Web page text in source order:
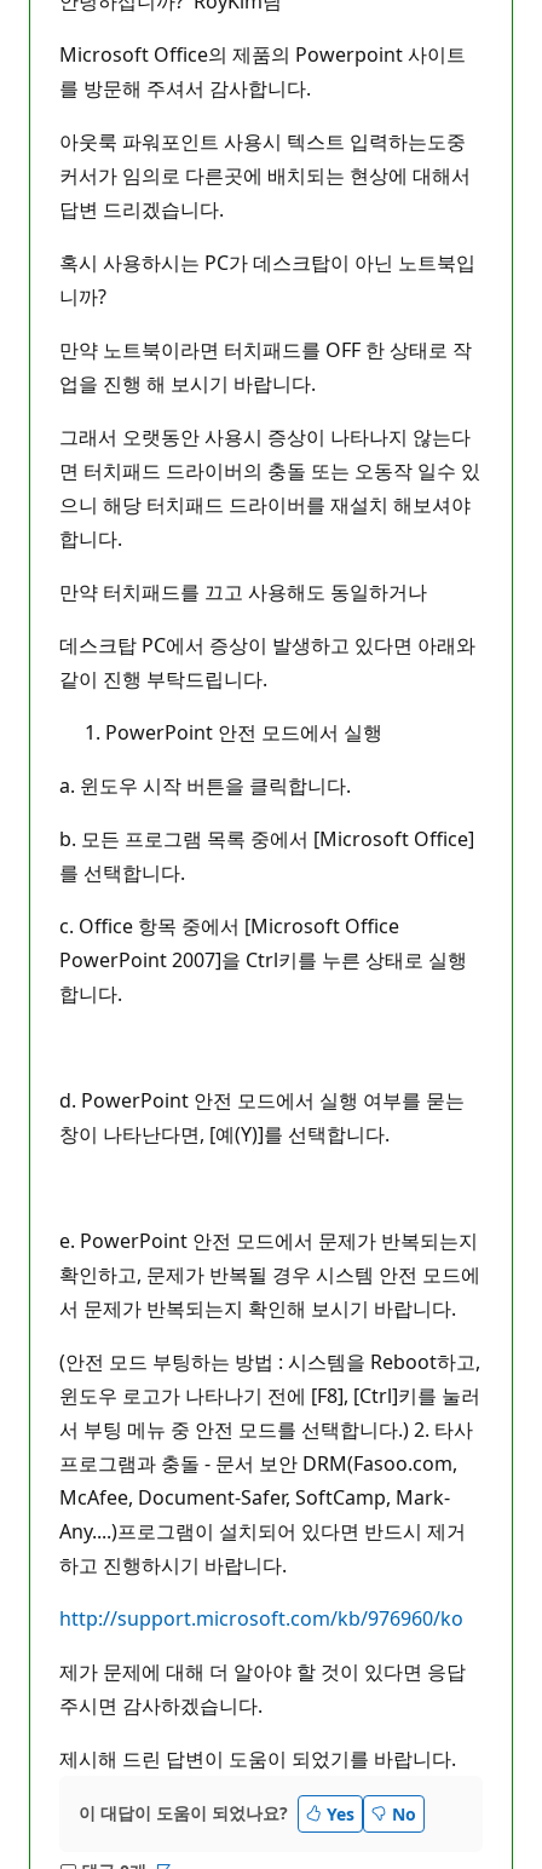
Microsoft Office의 제품의 Powerpoint 사이트
를 방문해 주셔서 감사합니다.
아웃룩 파워포인트 사용시 텍스트 입력하는도중
커서가 임의로 다른곳에 배치되는 현상에 대해서
답변 드리겠습니다.
혹시 사용하시는 PC가 데스크탑이 아닌 노트북입
니까?
만약 노트북이라면 터치패드를 OFF 한 상태로 작
업을 진행 해 보시기 바랍니다.
그래서 오랫동안 사용시 증상이 나타나지 않는다
면 터치패드 드라이버의 충돌 또는 오동작 일수 있
으니 해당 터치패드 드라이버를 재설치 해보셔야
합니다.
만약 터치패드를 끄고 사용해도 동일하거나
데스크탑 PC에서 증상이 발생하고 있다면 아래와
같이 진행 부탁드립니다.
PowerPoint 안전 모드에서 실행
a. 윈도우 시작 버튼을 클릭합니다.
b. 모든 프로그램 목록 중에서 [Microsoft Office]
를 선택합니다.
c. Office 항목 중에서 [Microsoft Office
PowerPoint 2007]을 Ctrl키를 누른 상태로 실행
합니다.
d. PowerPoint 안전 모드에서 실행 여부를 묻는
창이 나타난다면, [예(Y)]를 선택합니다.
e. PowerPoint 안전 모드에서 문제가 반복되는지
확인하고, 문제가 반복될 경우 시스템 안전 모드에
서 문제가 반복되는지 확인해 보시기 바랍니다.
(안전 모드 부팅하는 방법 : 시스템을 Reboot하고,
윈도우 로고가 나타나기 전에 [F8], [Ctrl]키를 눌러
서 부팅 메뉴 중 안전 모드를 선택합니다.) 2. 타사
프로그램과 충돌 - 문서 보안 DRM(Fasoo.com,
McAfee, Document-Safer, SoftCamp, Mark-
Any....)프로그램이 설치되어 있다면 반드시 제거
하고 진행하시기 바랍니다.
http://support.microsoft.com/kb/976960/ko
제가 문제에 대해 더 알아야 할 것이 있다면 응답
주시면 감사하겠습니다.
제시해 드린 답변이 도움이 되었기를 바랍니다.
이 대답이 도움이 되었나요? Yes No